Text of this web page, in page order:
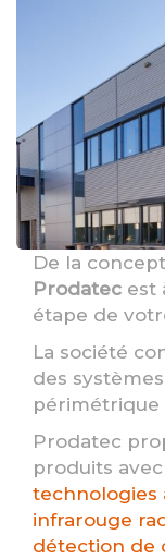
De la
Prodatec est
étape de
La société
des
périmétrique
Prodatec
produits
technologies
infrarouge
détection de